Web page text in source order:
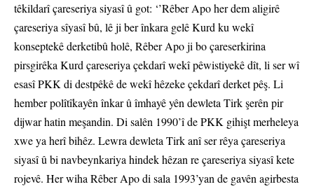
têkildarî çareseriya siyasî û got: ‘’Rêber Apo her dem aligirê
çareseriya sîyasî bû, lê ji ber înkara gelê Kurd ku wekî
konseptekê derketibû holê, Rêber Apo ji bo çareserkirina
pirsgirêka Kurd çareseriya çekdarî wekî pêwistiyekê dît, li ser wî
esasî PKK di destpêkê de wekî hêzeke çekdarî derket pêş. Li
hember polîtîkayên înkar û îmhayê yên dewleta Tirk şerên pir
dijwar hatin meşandin. Di salên 1990’î de PKK gihişt merheleya
xwe ya herî bihêz. Lewra dewleta Tirk anî ser rêya çareseriya
siyasî û bi navbeynkariya hindek hêzan re çareseriya siyasî kete
rojevê. Her wiha Rêber Apo di sala 1993’yan de gavên agirbesta